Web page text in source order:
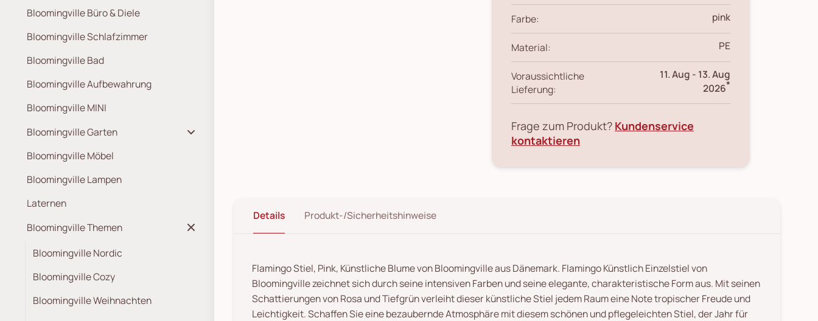
Bloomingville Büro & Diele
Bloomingville Schlafzimmer
Bloomingville Bad
Bloomingville Aufbewahrung
Bloomingville MINI
Bloomingville Garten
Bloomingville Möbel
Bloomingville Lampen
Laternen
Bloomingville Themen
Bloomingville Nordic
Bloomingville Cozy
Bloomingville Weihnachten
Farbe: pink
Material: PE
Voraussichtliche
Lieferung:
11. Aug - 13. Aug
2026*
Frage zum Produkt? Kundenservice
kontaktieren
Details Produkt-/Sicherheitshinweise
Flamingo Stiel, Pink, Künstliche Blume von Bloomingville aus Dänemark. Flamingo Künstlich Einzelstiel von
Bloomingville zeichnet sich durch seine intensiven Farben und seine elegante, charakteristische Form aus. Mit seinen
Schattierungen von Rosa und Tiefgrün verleiht dieser künstliche Stiel jedem Raum eine Note tropischer Freude und
Leichtigkeit. Schaffen Sie eine bezaubernde Atmosphäre mit diesem schönen und pflegeleichten Stiel, der Jahr für